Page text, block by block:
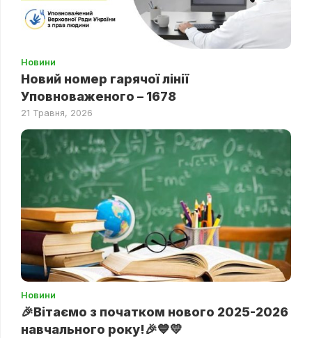
Новини
Новий номер гарячої лінії
Уповноваженого – 1678
21 Травня, 2026
Новини
🎉Вітаємо з початком нового 2025-2026
навчального року!🎉💙💛